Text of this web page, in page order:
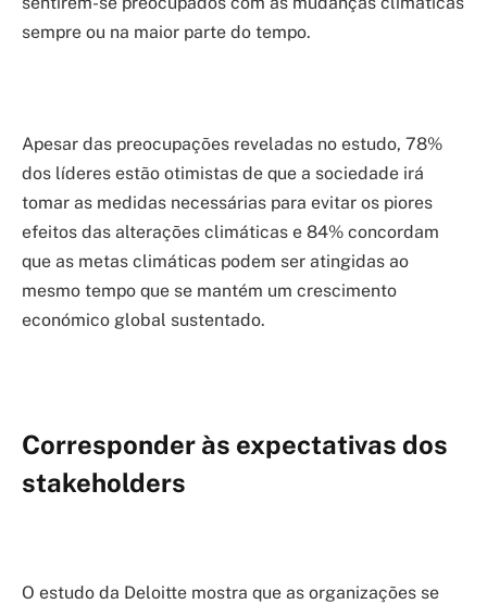
sempre ou na maior parte do tempo.
Apesar das preocupações reveladas no estudo, 78%
dos líderes estão otimistas de que a sociedade irá
tomar as medidas necessárias para evitar os piores
efeitos das alterações climáticas e 84% concordam
que as metas climáticas podem ser atingidas ao
mesmo tempo que se mantém um crescimento
económico global sustentado.
Corresponder às expectativas dos
stakeholders
O estudo da Deloitte mostra que as organizações se